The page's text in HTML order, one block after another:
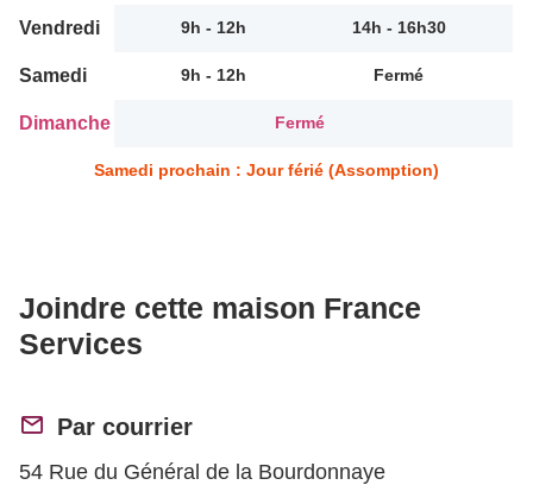
Vendredi 9h - 12h 14h - 16h30
Samedi 9h - 12h Fermé
Dimanche Fermé
Samedi prochain : Jour férié (Assomption)
Joindre cette maison France
Services
Par courrier
54 Rue du Général de la Bourdonnaye